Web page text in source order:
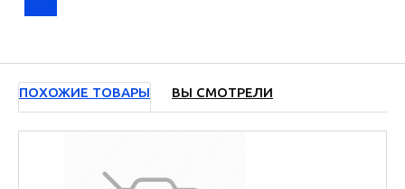
ПОХОЖИЕ ТОВАРЫ ВЫ СМОТРЕЛИ